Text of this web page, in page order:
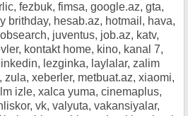
fezbuk, fimsa, google.az, gta,
brithday, hesab.az, hotmail, hava,
juventus, job.az, katv,
kontakt home, kino, kanal 7,
lezginka, laylalar, zalim
xeberler, metbuat.az, xiaomi,
izle, xalca yuma, cinemaplus,
vk, valyuta, vakansiyalar,